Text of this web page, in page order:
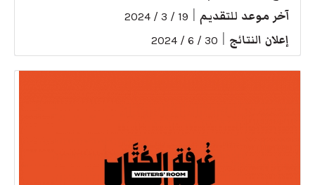
آخر موعد للتقديم 19 / 3 / 2024
إعلان النتائج 30 / 6 / 2024